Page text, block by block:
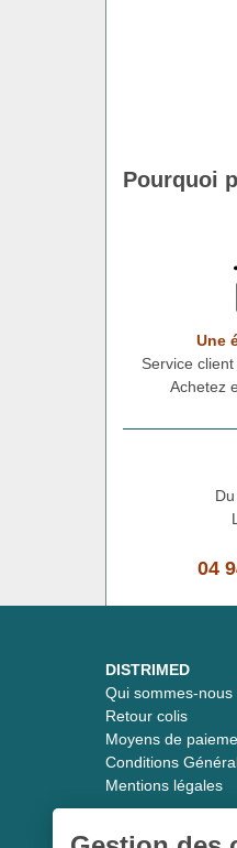
Pourquoi
Une
Service
Achetez
04
DISTRIMED
Qui sommes-nous
Retour colis
Moyens de
Conditions
Mentions légales